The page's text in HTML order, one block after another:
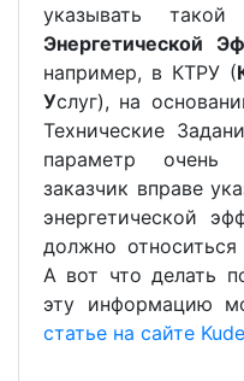
указывать
Энергетической
например, в КТРУ (
Услуг), на
Технические
параметр очень
заказчик вправе
энергетической
должно
А вот что делать
эту информацию
статье на сайте